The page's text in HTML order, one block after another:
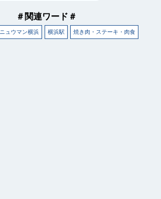
＃関連ワード＃
ニュウマン横浜 横浜駅 焼き肉・ステーキ・肉食